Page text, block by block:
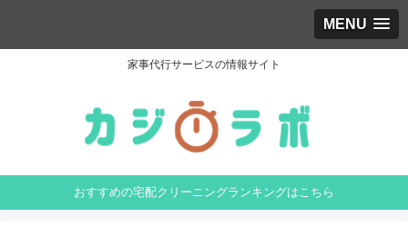
MENU
家事代行サービスの情報サイト
おすすめの宅配クリーニングランキングはこちら